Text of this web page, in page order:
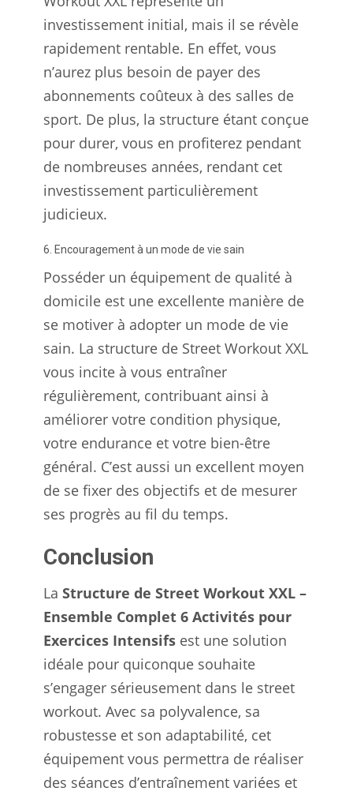
investissement initial, mais il se révèle
rapidement rentable. En effet, vous
n’aurez plus besoin de payer des
abonnements coûteux à des salles de
sport. De plus, la structure étant conçue
pour durer, vous en profiterez pendant
de nombreuses années, rendant cet
investissement particulièrement
judicieux.
6. Encouragement à un mode de vie sain
Posséder un équipement de qualité à
domicile est une excellente manière de
se motiver à adopter un mode de vie
sain. La structure de Street Workout XXL
vous incite à vous entraîner
régulièrement, contribuant ainsi à
améliorer votre condition physique,
votre endurance et votre bien-être
général. C’est aussi un excellent moyen
de se fixer des objectifs et de mesurer
ses progrès au fil du temps.
Conclusion
La Structure de Street Workout XXL –
Ensemble Complet 6 Activités pour
Exercices Intensifs est une solution
idéale pour quiconque souhaite
s’engager sérieusement dans le street
workout. Avec sa polyvalence, sa
robustesse et son adaptabilité, cet
équipement vous permettra de réaliser
des séances d’entraînement variées et